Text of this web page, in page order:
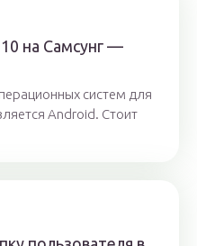
на Самсунг —
систем для
Android. Стоит